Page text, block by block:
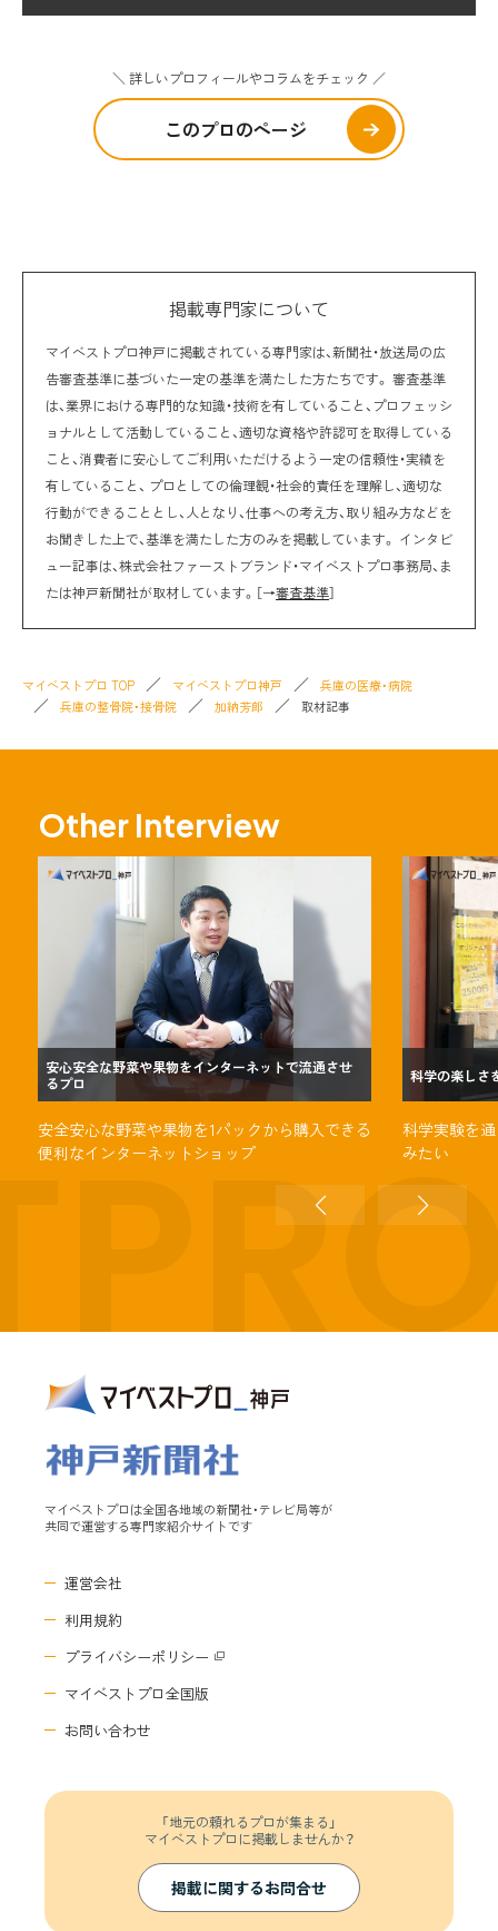
＼ 詳しいプロフィールやコラムをチェック ／
このプロのページ
掲載専門家について
マイベストプロ神戸に掲載されている専門家は、新聞社・放送局の広
告審査基準に基づいた一定の基準を満たした方たちです。 審査基準
は、業界における専門的な知識・技術を有していること、プロフェッシ
ョナルとして活動していること、適切な資格や許認可を取得している
こと、消費者に安心してご利用いただけるよう一定の信頼性・実績を
有していること、 プロとしての倫理観・社会的責任を理解し、適切な
行動ができることとし、人となり、仕事への考え方、取り組み方などを
お聞きした上で、基準を満たした方のみを掲載しています。 インタビ
ュー記事は、株式会社ファーストブランド・マイベストプロ事務局、ま
たは神戸新聞社が取材しています。［→審査基準］
マイベストプロ TOP マイベストプロ神戸
兵庫の医療・病院
兵庫の整骨院・接骨院
加納芳郎 取材記事
Other Interview
安心安全な野菜や果物をインターネットで流通させ
るプロ
安全安心な野菜や果物を1パックから購入できる
便利なインターネットショップ
科学の楽しさ
科学実験を
みたい
マイベストプロは全国各地域の新聞社・テレビ局等が
共同で運営する専門家紹介サイトです
運営会社
利用規約
プライバシーポリシー
マイベストプロ全国版
お問い合わせ
「地元の頼れるプロが集まる」
マイベストプロに掲載しませんか？
掲載に関するお問合せ